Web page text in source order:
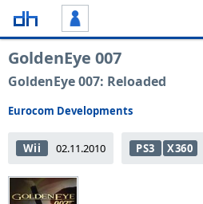
GoldenEye 007
GoldenEye 007: Reloaded
Eurocom Developments
Wii 02.11.2010 PS3 X360